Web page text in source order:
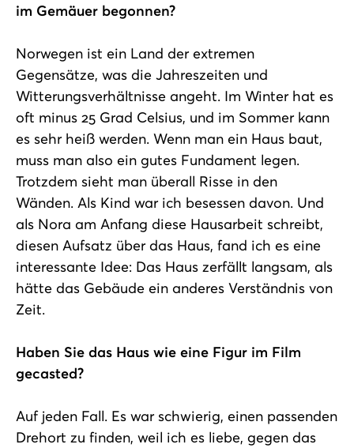
im Gemäuer begonnen?
Norwegen ist ein Land der extremen
Gegensätze, was die Jahreszeiten und
Witterungsverhältnisse angeht. Im Winter hat es
oft minus 25 Grad Celsius, und im Sommer kann
es sehr heiß werden. Wenn man ein Haus baut,
muss man also ein gutes Fundament legen.
Trotzdem sieht man überall Risse in den
Wänden. Als Kind war ich besessen davon. Und
als Nora am Anfang diese Hausarbeit schreibt,
diesen Aufsatz über das Haus, fand ich es eine
interessante Idee: Das Haus zerfällt langsam, als
hätte das Gebäude ein anderes Verständnis von
Zeit.
Haben Sie das Haus wie eine Figur im Film
gecasted?
Auf jeden Fall. Es war schwierig, einen passenden
Drehort zu finden, weil ich es liebe, gegen das